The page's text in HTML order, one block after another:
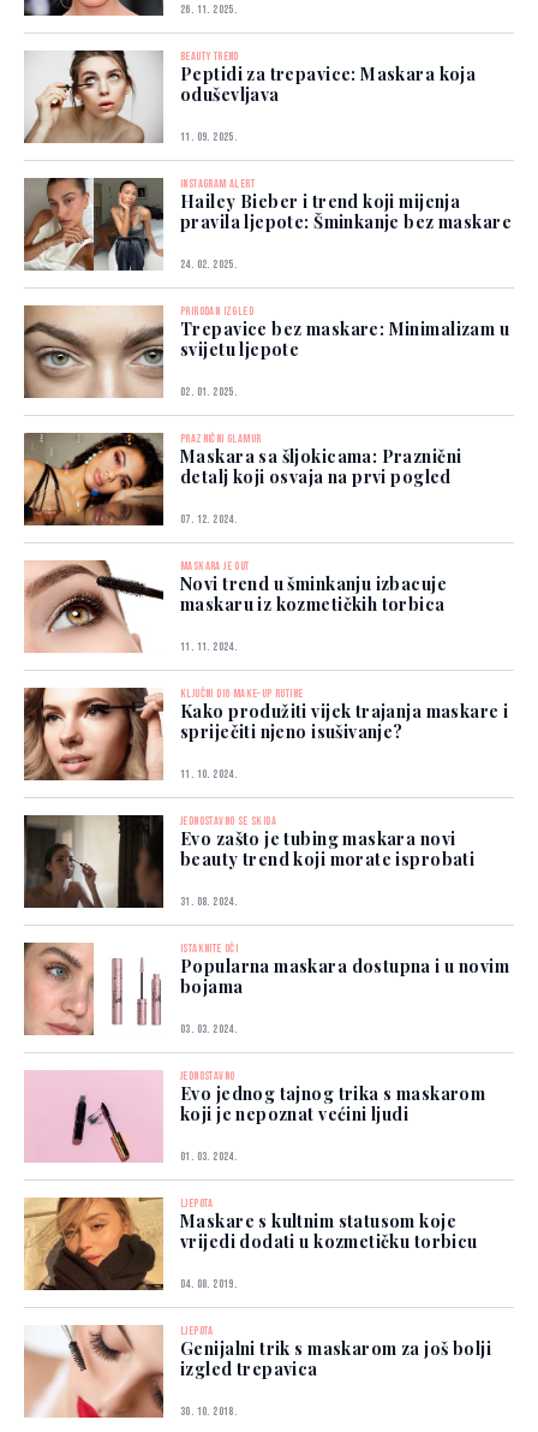
26. 11. 2025.
BEAUTY TREND
Peptidi za trepavice: Maskara koja
oduševljava
11. 09. 2025.
INSTAGRAM ALERT
Hailey Bieber i trend koji mijenja
pravila ljepote: Šminkanje bez maskare
24. 02. 2025.
PRIRODAN IZGLED
Trepavice bez maskare: Minimalizam u
svijetu ljepote
02. 01. 2025.
PRAZNIČNI GLAMUR
Maskara sa šljokicama: Praznični
detalj koji osvaja na prvi pogled
07. 12. 2024.
MASKARA JE OUT
Novi trend u šminkanju izbacuje
maskaru iz kozmetičkih torbica
11. 11. 2024.
KLJUČNI DIO MAKE-UP RUTINE
Kako produžiti vijek trajanja maskare i
spriječiti njeno isušivanje?
11. 10. 2024.
JEDNOSTAVNO SE SKIDA
Evo zašto je tubing maskara novi
beauty trend koji morate isprobati
31. 08. 2024.
ISTAKNITE OČI
Popularna maskara dostupna i u novim
bojama
03. 03. 2024.
JEDNOSTAVNO
Evo jednog tajnog trika s maskarom
koji je nepoznat većini ljudi
01. 03. 2024.
LJEPOTA
Maskare s kultnim statusom koje
vrijedi dodati u kozmetičku torbicu
04. 08. 2019.
LJEPOTA
Genijalni trik s maskarom za još bolji
izgled trepavica
30. 10. 2018.